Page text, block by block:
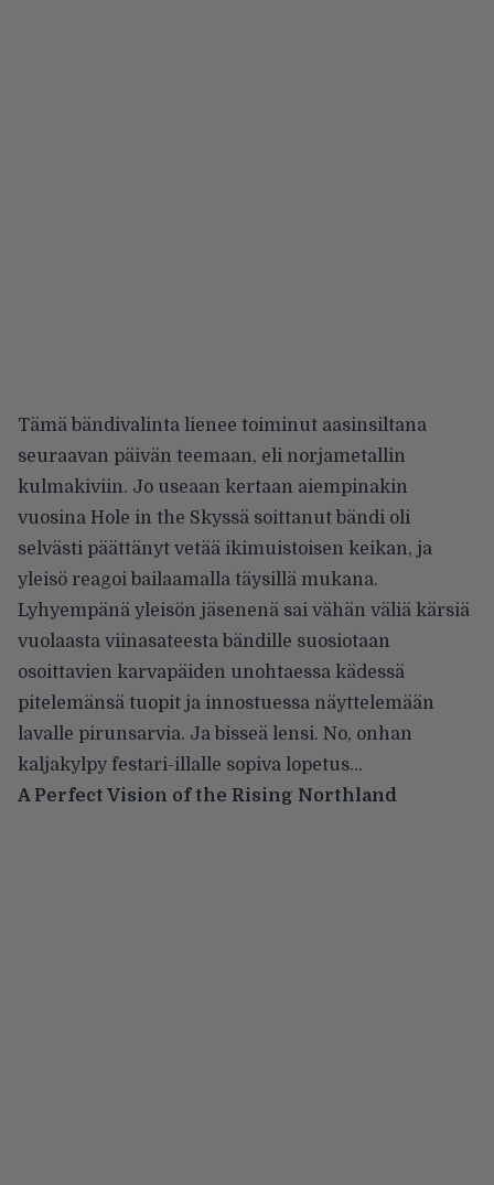
Tämä bändivalinta lienee toiminut aasinsiltana
seuraavan päivän teemaan, eli norjametallin
kulmakiviin. Jo useaan kertaan aiempinakin
vuosina Hole in the Skyssä soittanut bändi oli
selvästi päättänyt vetää ikimuistoisen keikan, ja
yleisö reagoi bailaamalla täysillä mukana.
Lyhyempänä yleisön jäsenenä sai vähän väliä kärsiä
vuolaasta viinasateesta bändille suosiotaan
osoittavien karvapäiden unohtaessa kädessä
pitelemänsä tuopit ja innostuessa näyttelemään
lavalle pirunsarvia. Ja bisseä lensi. No, onhan
kaljakylpy festari-illalle sopiva lopetus…
A Perfect Vision of the Rising Northland